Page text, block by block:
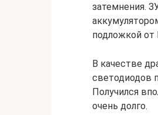
затемнения.
подложкой от
В качестве
светодиодов
Получился
очень долго.